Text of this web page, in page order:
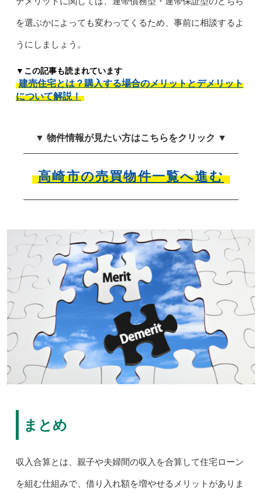
を選ぶかによっても変わってくるため、事前に相談するよ
うにしましょう。
▼この記事も読まれています
建売住宅とは？購入する場合のメリットとデメリット
について解説！
▼ 物件情報が見たい方はこちらをクリック ▼
高崎市の売買物件一覧へ進む
まとめ
収入合算とは、親子や夫婦間の収入を合算して住宅ローン
を組む仕組みで、借り入れ額を増やせるメリットがありま